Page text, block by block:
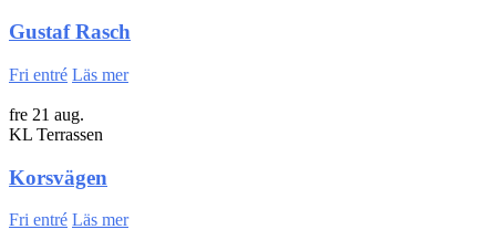
Gustaf Rasch
Fri entré Läs mer
fre 21 aug.
KL Terrassen
Korsvägen
Fri entré Läs mer